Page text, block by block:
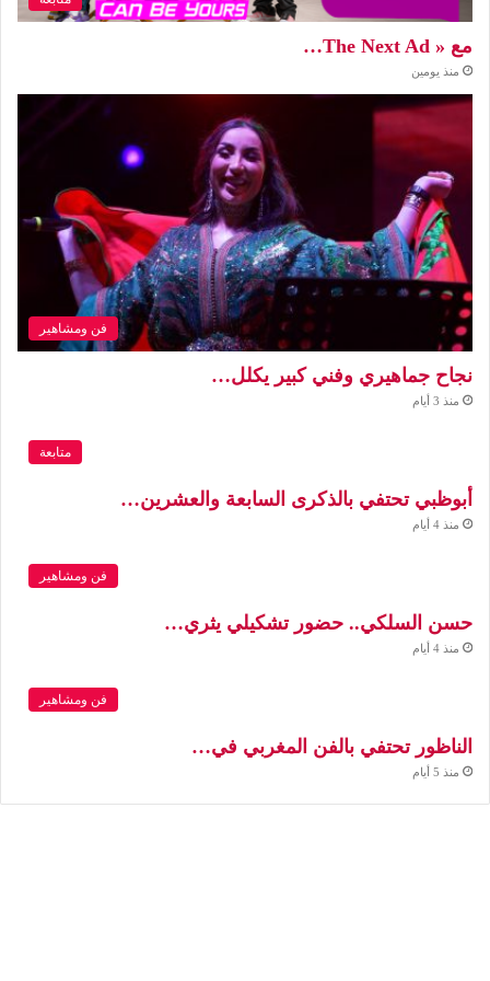
مع « The Next Ad…
منذ يومين
فن ومشاهير
نجاح جماهيري وفني كبير يكلل…
منذ 3 أيام
متابعة
أبوظبي تحتفي بالذكرى السابعة والعشرين…
منذ 4 أيام
فن ومشاهير
حسن السلكي.. حضور تشكيلي يثري…
منذ 4 أيام
فن ومشاهير
الناظور تحتفي بالفن المغربي في…
منذ 5 أيام